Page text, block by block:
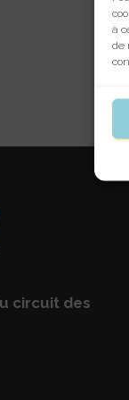
à
de
circuit des